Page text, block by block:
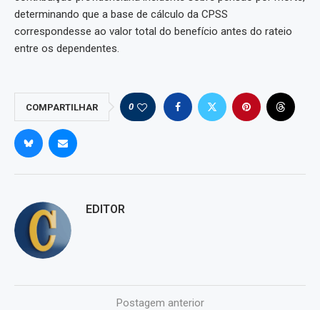
determinando que a base de cálculo da CPSS
correspondesse ao valor total do benefício antes do rateio
entre os dependentes.
COMPARTILHAR 0
EDITOR
Postagem anterior